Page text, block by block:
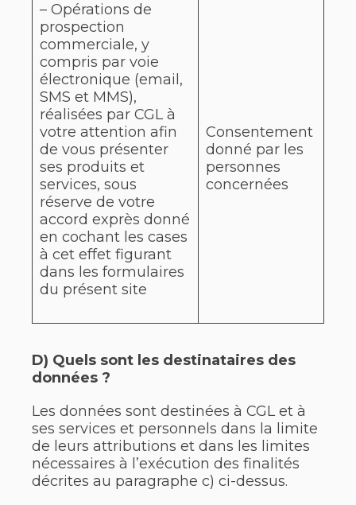
– Opérations de
prospection
commerciale, y
compris par voie
électronique (email,
SMS et MMS),
réalisées par CGL à
votre attention afin
de vous présenter
ses produits et
services, sous
réserve de votre
accord exprès donné
en cochant les cases
à cet effet figurant
dans les formulaires
du présent site
Consentement
donné par les
personnes
concernées
D) Quels sont les destinataires des
données ?
Les données sont destinées à CGL et à
ses services et personnels dans la limite
de leurs attributions et dans les limites
nécessaires à l’exécution des finalités
décrites au paragraphe c) ci-dessus.